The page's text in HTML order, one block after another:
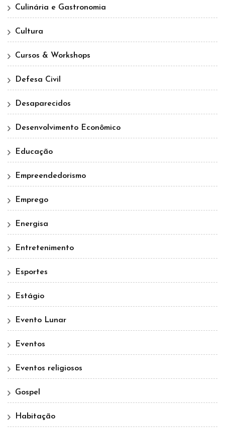
Culinária e Gastronomia
Cultura
Cursos & Workshops
Defesa Civil
Desaparecidos
Desenvolvimento Econômico
Educação
Empreendedorismo
Emprego
Energisa
Entretenimento
Esportes
Estágio
Evento Lunar
Eventos
Eventos religiosos
Gospel
Habitação